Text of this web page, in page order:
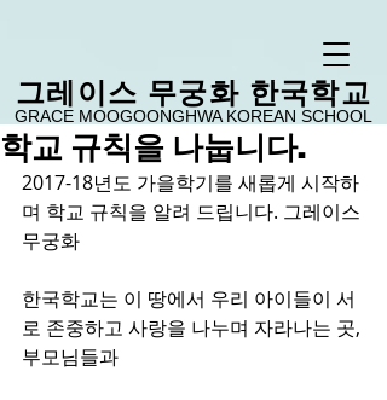
​그레이스 무궁화 한국학교
GRACE MOOGOONGHWA KOREAN SCHOOL
학교 규칙을 나눕니다.
2017-18년도 가을학기를 새롭게 시작하
며 학교 규칙을 알려 드립니다. 그레이스
무궁화
한국학교는 이 땅에서 우리 아이들이 서
로 존중하고 사랑을 나누며 자라나는 곳,
부모님들과